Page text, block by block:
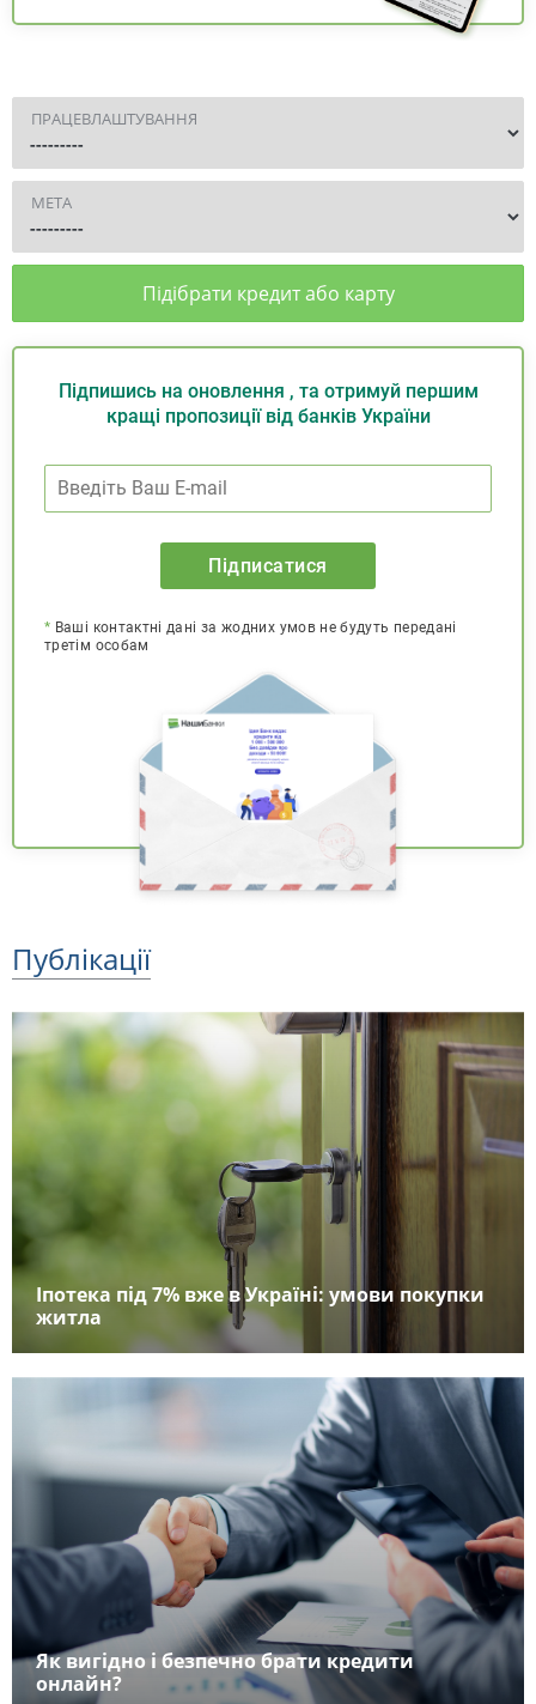
ПРАЦЕВЛАШТУВАННЯ
МЕТА
Підібрати кредит або карту
Підпишись на оновлення , та отримуй першим
кращі пропозиції від банків України
Підписатися
* Ваші контактні дані за жодних умов не будуть передані
третім особам
Публікації
Іпотека під 7% вже в Україні: умови покупки
житла
Як вигідно і безпечно брати кредити
онлайн?